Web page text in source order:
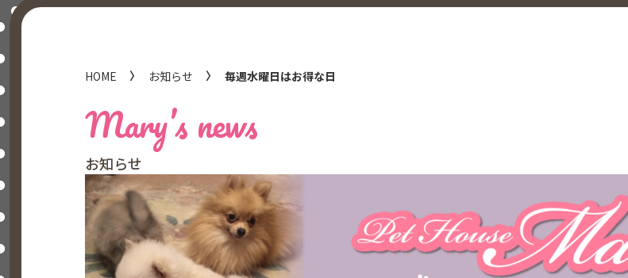
HOME お知らせ 毎週水曜日はお得な日
Mary’s news
お知らせ